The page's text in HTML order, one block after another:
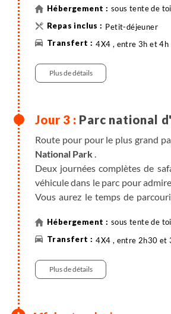
sous tente de
Petit-déjeuner
4X4 , entre 3h et 4h
Plus de détails
Parc national
Route pour pour le plus grand
National Park.
Deux journées complètes de
véhicule dans le parc pour
Vous aurez le temps de
animaux qui viennent se
d’Okaukuejo est le quartier
promenades matinales autour
Réputée pour son grand nombre
sous tente de
4X4 , entre 2h30 et
Plus de détails